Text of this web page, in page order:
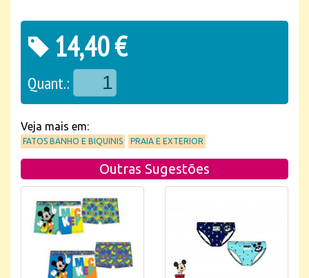
14,40 €
Quant.:
Veja mais em:
FATOS BANHO E BIQUINIS PRAIA E EXTERIOR
Outras Sugestões